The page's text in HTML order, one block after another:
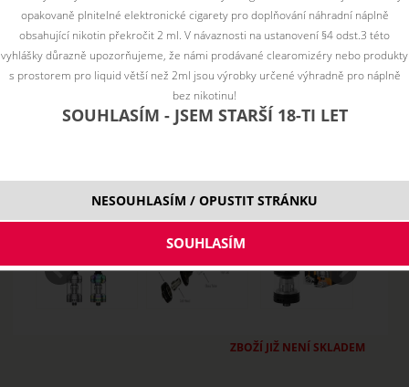
ZBOŽÍ JIŽ NENÍ SKLADEM
opakovaně plnitelné elektronické cigarety pro doplňování náhradní náplně
obsahující nikotin překročit 2 ml. V návaznosti na ustanovení §4 odst.3 této
vyhlášky důrazně upozorňujeme, že námi prodávané clearomizéry nebo produkty
s prostorem pro liquid větší než 2ml jsou výrobky určené výhradně pro náplně
bez nikotinu!
SOUHLASÍM - JSEM STARŠÍ 18-TI LET
NESOUHLASÍM / OPUSTIT STRÁNKU